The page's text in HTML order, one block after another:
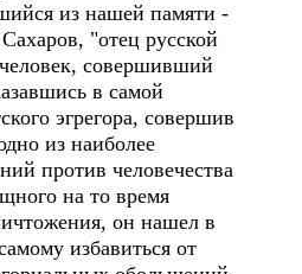
из нашей памяти -
"отец русской
совершивший
в самой
эгрегора, совершив
из наиболее
против человечества
на то время
он нашел в
избавиться от